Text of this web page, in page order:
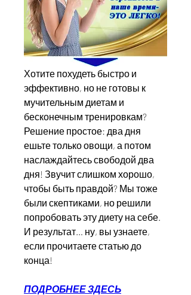
Хотите похудеть быстро и
эффективно, но не готовы к
мучительным диетам и
бесконечным тренировкам?
Решение простое: два дня
ешьте только овощи, а потом
наслаждайтесь свободой два
дня! Звучит слишком хорошо,
чтобы быть правдой? Мы тоже
были скептиками, но решили
попробовать эту диету на себе.
И результат… ну, вы узнаете,
если прочитаете статью до
конца!
ПОДРОБНЕЕ ЗДЕСЬ